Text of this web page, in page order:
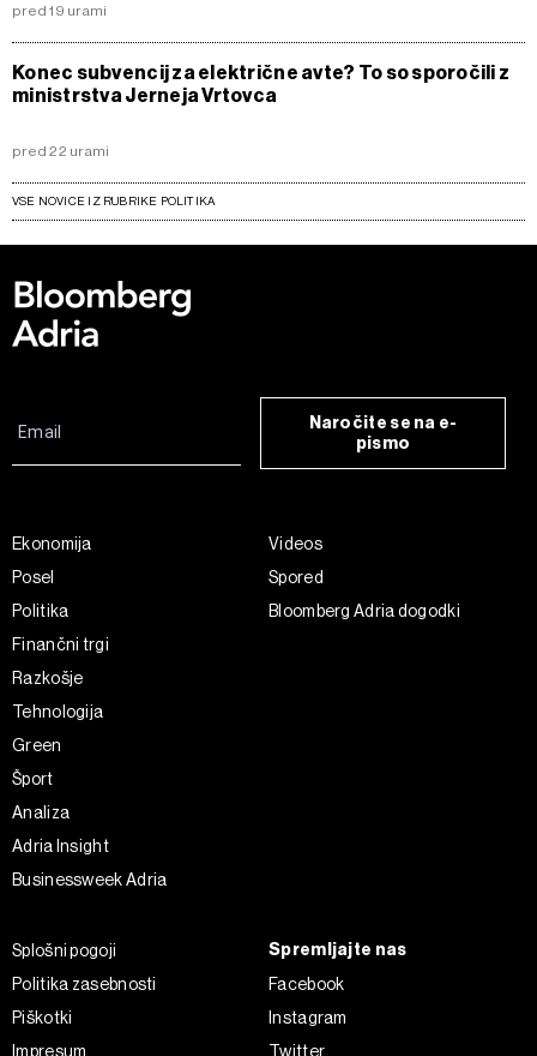
pred 19 urami
Konec subvencij za električne avte? To so sporočili z
ministrstva Jerneja Vrtovca
pred 22 urami
VSE NOVICE IZ RUBRIKE POLITIKA
Naročite se na e-
pismo
Ekonomija
Posel
Politika
Finančni trgi
Razkošje
Tehnologija
Green
Šport
Analiza
Adria Insight
Businessweek Adria
Videos
Spored
Bloomberg Adria dogodki
Splošni pogoji
Politika zasebnosti
Piškotki
Impresum
Spremljajte nas
Facebook
Instagram
Twitter